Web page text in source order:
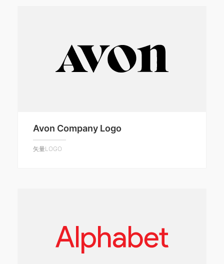
Avon Company Logo
矢量LOGO